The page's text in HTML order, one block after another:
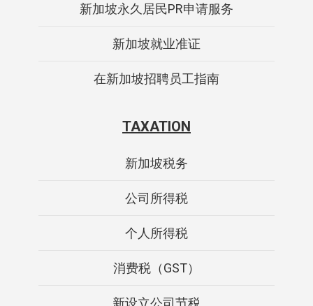
新加坡永久居民PR申请服务
新加坡就业准证
在新加坡招聘员工指南
TAXATION
新加坡税务
公司所得税
个人所得税
消费税（GST）
新设立公司节税